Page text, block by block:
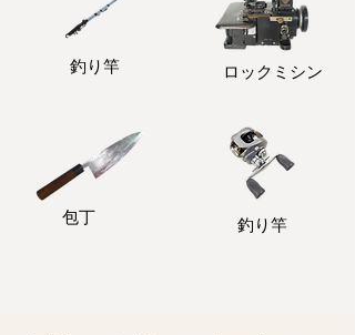
釣り竿 ロックミシン
包丁 釣り竿